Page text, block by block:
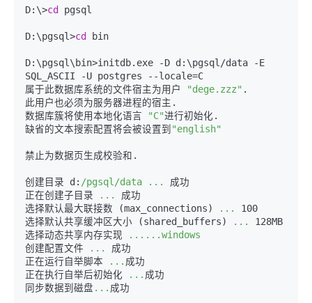
D:\>cd pgsql
D:\pgsql>cd bin
D:\pgsql\bin>initdb.exe -D d:\pgsql/data -E
SQL_ASCII -U postgres
--locale=C
属于此数据库系统的文件宿主为用户
"dege.zzz" .
此用户也必须为服务器进程的宿主.
数据库簇将使用本地化语言
"C"进行初始化.
缺省的文本搜索配置将会被设置到 "english"
禁止为数据页生成校验和.
创建目录 d: /pgsql/data ...
成功
正在创建子目录
...
成功
选择默认最大联接数
(max_connections) ...
100
选择默认共享缓冲区大小
(shared_buffers) ...
128MB
选择动态共享内存实现
......windows
创建配置文件
...
成功
正在运行自举脚本
... 成功
正在执行自举后初始化
... 成功
同步数据到磁盘 ... 成功